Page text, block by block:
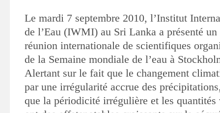
Le mardi 7 septembre 2010, l’Institut
de l’Eau (IWMI) au Sri Lanka a présenté
réunion internationale de scientifiques
de la Semaine mondiale de l’eau à
Alertant sur le fait que le changement
par une irrégularité accrue des
que la périodicité irrégulière et les quantités